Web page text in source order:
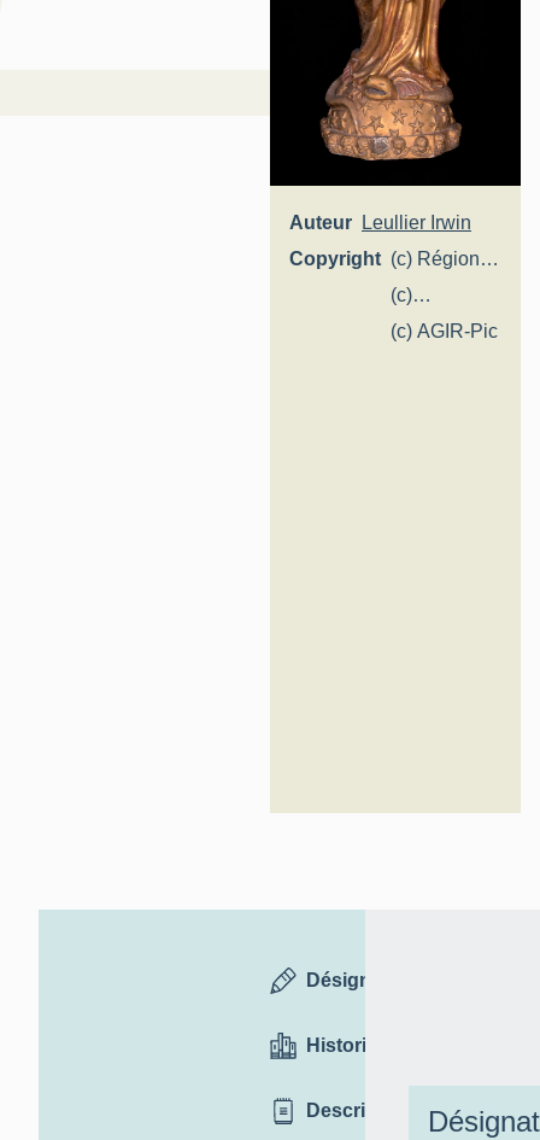
Auteur Leullier Irwin
Copyright (c) Région
Hauts-de-
France -
(c)
Département
(c) AGIR-Pic
Désignation
Historique
Description